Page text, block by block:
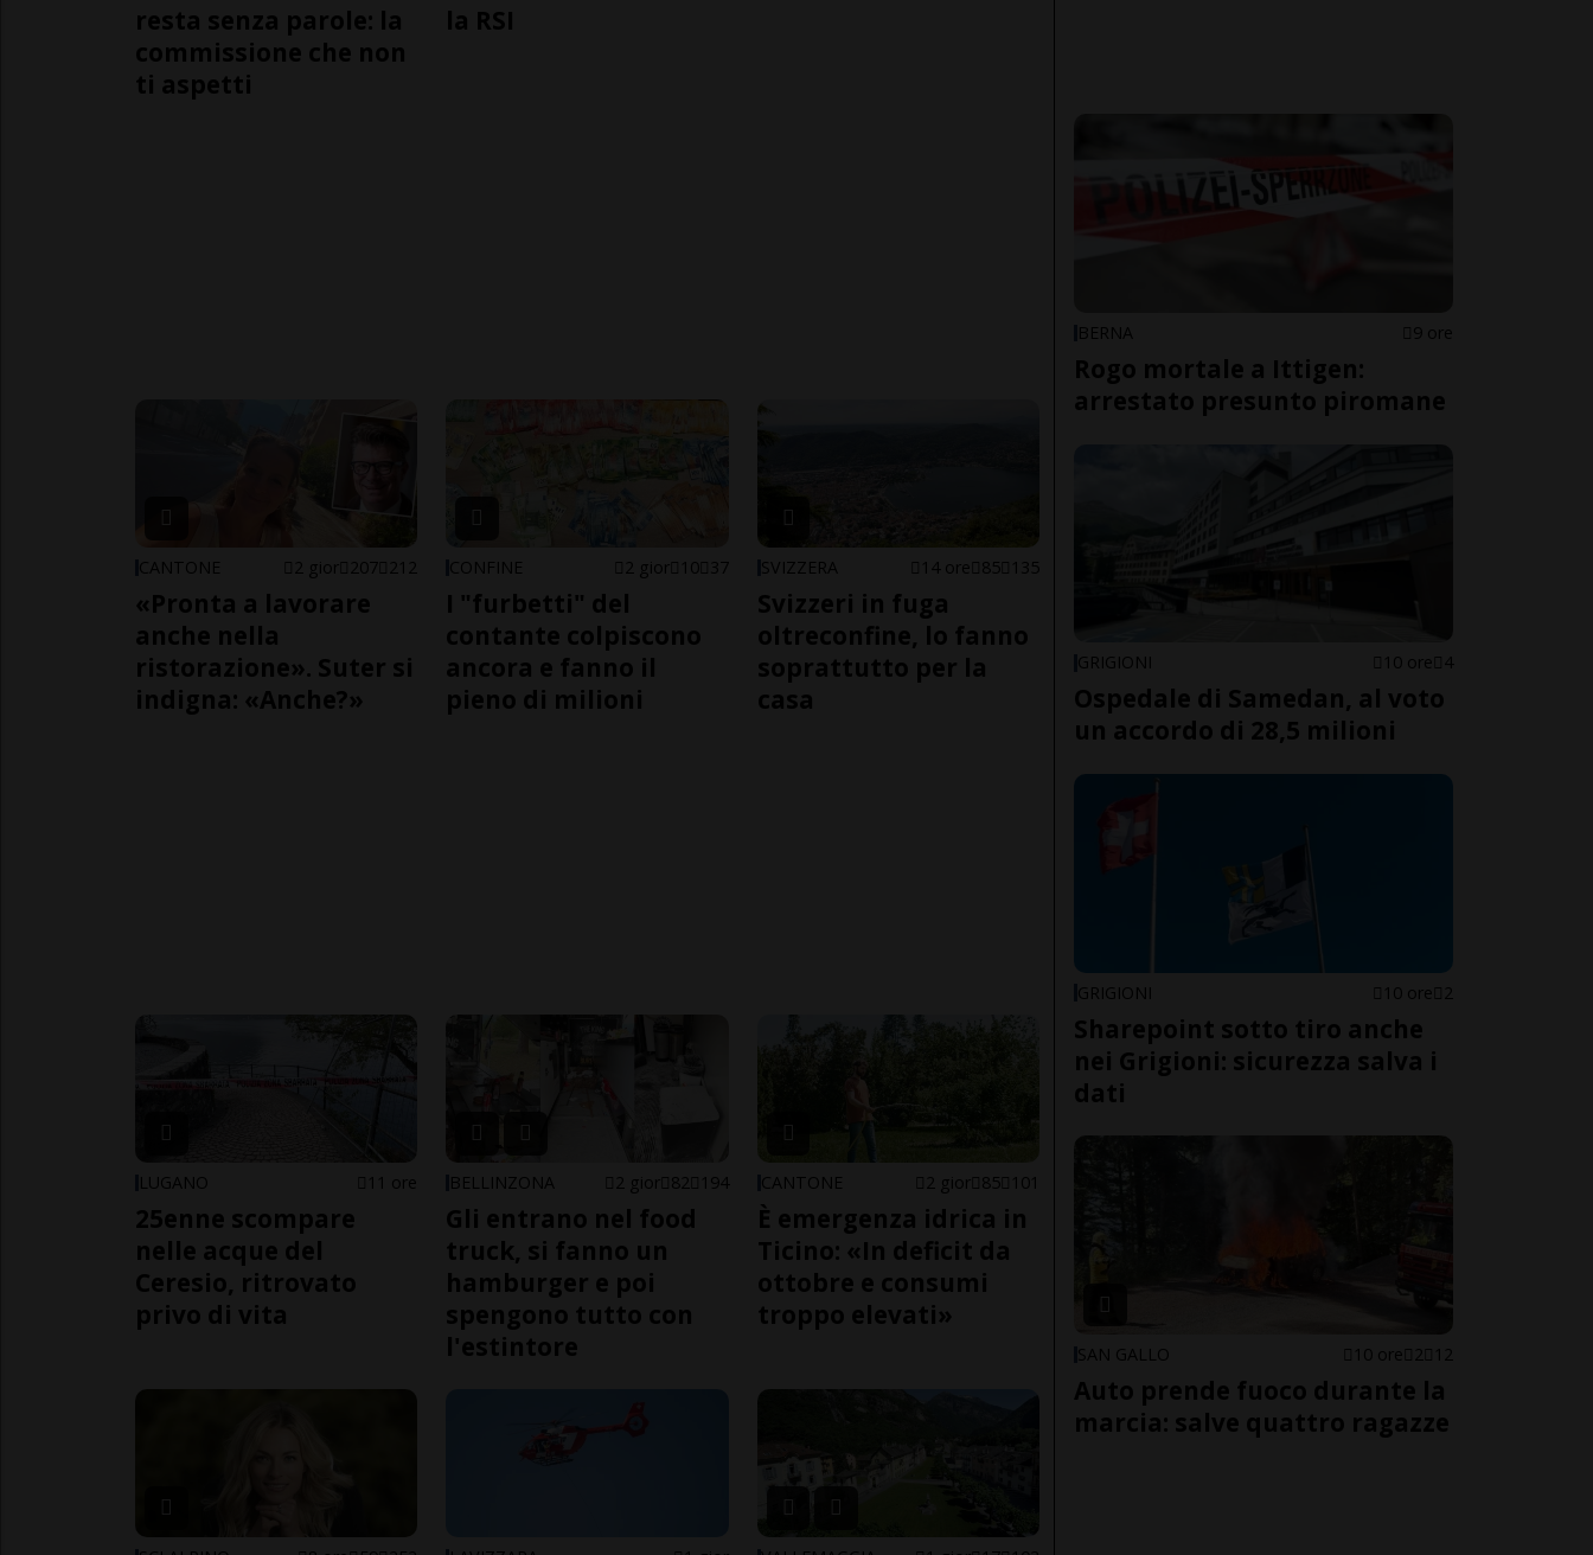
resta senza parole: la
commissione che non
ti aspetti
la RSI
CANTONE 2 gior 207 212
«Pronta a lavorare
anche nella
ristorazione». Suter si
indigna: «Anche?»
CONFINE 2 gior 10 37
I "furbetti" del
contante colpiscono
ancora e fanno il
pieno di milioni
SVIZZERA 14 ore 85 135
Svizzeri in fuga
oltreconfine, lo fanno
soprattutto per la
casa
LUGANO 11 ore
25enne scompare
nelle acque del
Ceresio, ritrovato
privo di vita
BELLINZONA 2 gior 82 194
Gli entrano nel food
truck, si fanno un
hamburger e poi
spengono tutto con
l'estintore
CANTONE 2 gior 85 101
È emergenza idrica in
Ticino: «In deficit da
ottobre e consumi
troppo elevati»
BERNA 9 ore
Rogo mortale a Ittigen:
arrestato presunto piromane
GRIGIONI 10 ore 4
Ospedale di Samedan, al voto
un accordo di 28,5 milioni
GRIGIONI 10 ore 2
Sharepoint sotto tiro anche
nei Grigioni: sicurezza salva i
dati
SAN GALLO 10 ore 2 12
Auto prende fuoco durante la
marcia: salve quattro ragazze